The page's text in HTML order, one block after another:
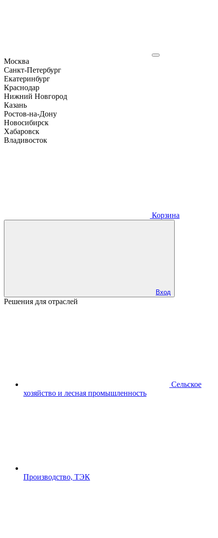
Москва
Санкт-Петербург
Екатеринбург
Краснодар
Нижний Новгород
Казань
Ростов-на-Дону
Новосибирск
Хабаровск
Владивосток
Корзина
Вход
Решения для отраслей
Сельское
хозяйство и лесная промышленность
Производство, ТЭК